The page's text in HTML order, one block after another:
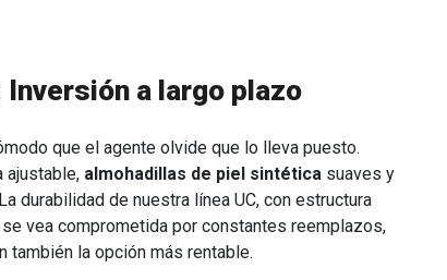
a largo plazo
que el agente olvide que lo lleva puesto.
ajustable, almohadillas de piel sintética suaves y
durabilidad de nuestra línea UC, con estructura
vea comprometida por constantes reemplazos,
la opción más rentable.